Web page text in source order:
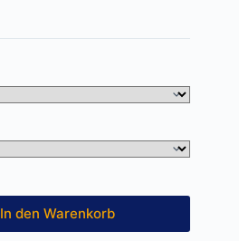
In den Warenkorb